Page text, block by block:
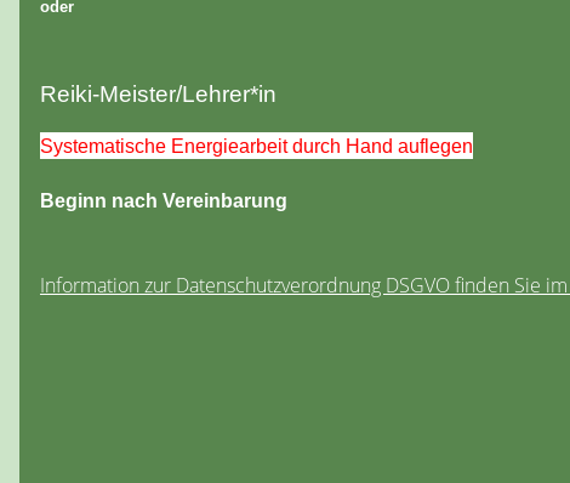
oder
Reiki-Meister/Lehrer*in
Systematische Energiearbeit durch Hand auflegen
Beginn nach Vereinbarung
Information zur Datenschutzverordnung DSGVO finden Sie